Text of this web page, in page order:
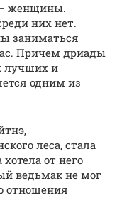
— женщины.
них нет.
заниматься
Причем дриады
лучших и
одним из
леса, стала
от него
ведьмак не мог
отношения